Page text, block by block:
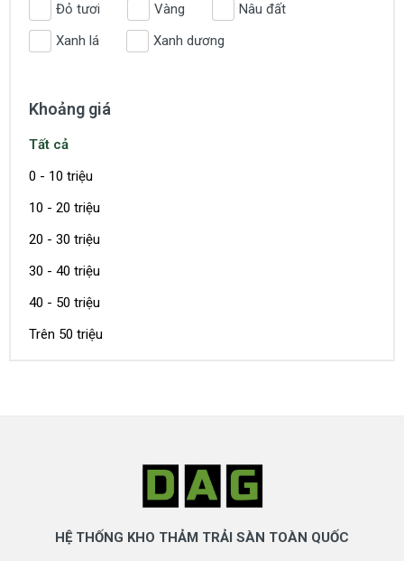
Đỏ tươi
Vàng
Nâu đất
Xanh lá
Xanh dương
Khoảng giá
Tất cả
0 - 10 triệu
10 - 20 triệu
20 - 30 triệu
30 - 40 triệu
40 - 50 triệu
Trên 50 triệu
HỆ THỐNG KHO THẢM TRẢI SÀN TOÀN QUỐC